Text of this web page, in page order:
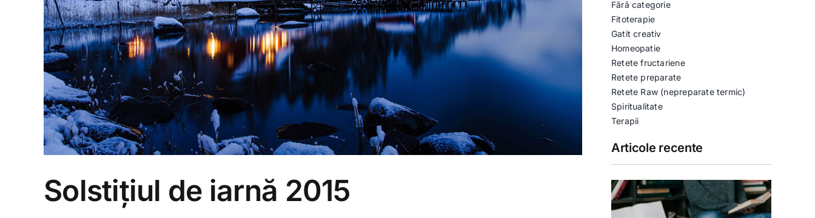
Solstițiul de iarnă 2015
Fără categorie
Fitoterapie
Gatit creativ
Homeopatie
Retete fructariene
Retete preparate
Retete Raw (nepreparate termic)
Spiritualitate
Terapii
Articole recente